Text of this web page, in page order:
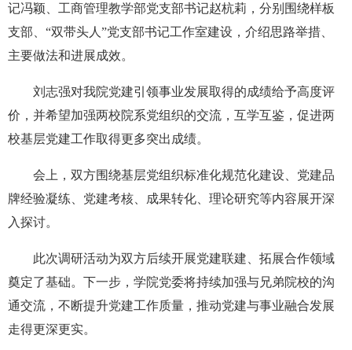
记冯颖、工商管理教学部党支部书记赵杭莉，分别围绕样板
支部、“双带头人”党支部书记工作室建设，介绍思路举措、
主要做法和进展成效。
刘志强对我院党建引领事业发展取得的成绩给予高度评
价 ， 并希望加强两校院系党组织的交流，互学互鉴，促进两
校基层党建工作取得更多突出成绩。
会上， 双方围绕基层党组织标准化规范化建设、党建品
牌经验凝练
党建考核、成果转化、理论研究等内容展开深
入探讨。
此次调研活动为双方后续开展党建联建、 拓展合作领域
奠定了基础。 下一步，学院党委将持续加强与兄弟院校的沟
通交流 ， 不断提升党建工作质量，推动党建与事业融合发展
走得更深更实。